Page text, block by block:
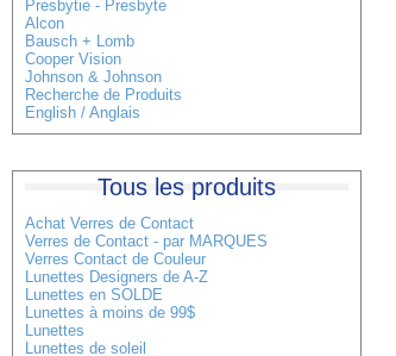
Presbytie - Presbyte
Alcon
Bausch + Lomb
Cooper Vision
Johnson & Johnson
Recherche de Produits
English / Anglais
Tous les produits
Achat Verres de Contact
Verres de Contact - par MARQUES
Verres Contact de Couleur
Lunettes Designers de A-Z
Lunettes en SOLDE
Lunettes à moins de 99$
Lunettes
Lunettes de soleil